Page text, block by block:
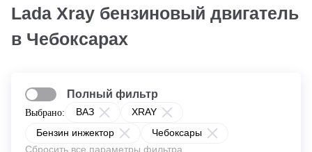
Lada Xray бензиновый двигатель
в Чебоксарах
Выбрано: ВАЗ
XRAY
Бензин инжектор
Чебоксары
Сбросить все параметры фильтра
Полный фильтр